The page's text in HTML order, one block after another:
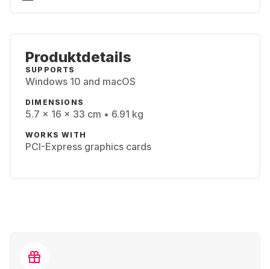
Produktdetails
SUPPORTS
Windows 10 and macOS
DIMENSIONS
5.7 x 16 x 33 cm • 6.91 kg
WORKS WITH
PCI-Express graphics cards